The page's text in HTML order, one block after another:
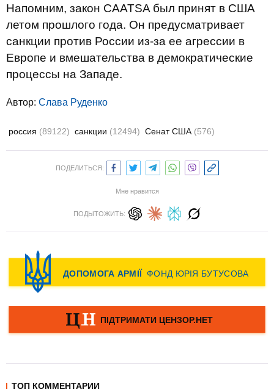
Напомним, закон CAATSA был принят в США
летом прошлого года. Он предусматривает
санкции против России из-за ее агрессии в
Европе и вмешательства в демократические
процессы на Западе.
Автор: Слава Руденко
россия (89122) санкции (12494) Сенат США (576)
ПОДЕЛИТЬСЯ:
Мне нравится
ПОДЫТОЖИТЬ:
ТОП КОММЕНТАРИИ